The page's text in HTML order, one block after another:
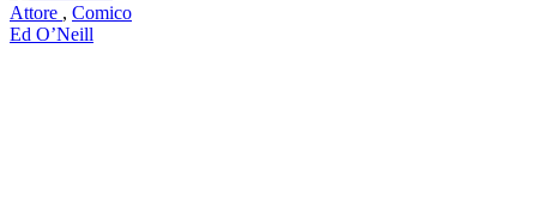
Attore , Comico
Ed O’Neill